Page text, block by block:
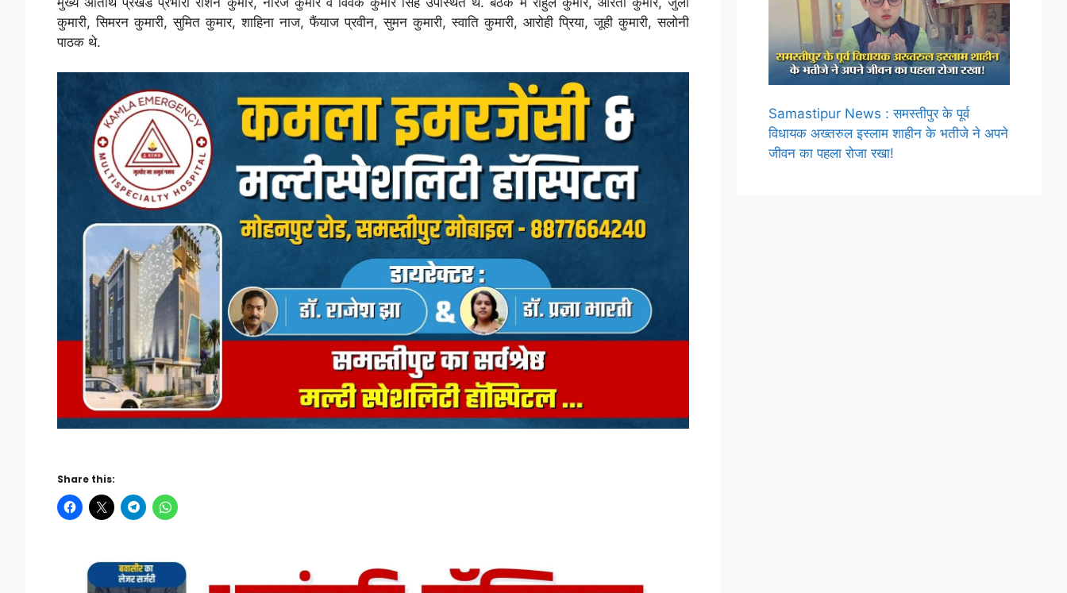
कुमारी, सिमरन कुमारी, सुमित कुमार, शाहिना नाज, फैंयाज प्रवीन, सुमन कुमारी, स्वाति कुमारी, आरोही प्रिया, जूही कुमारी, सलोनी
पाठक थे.
Share this:
Samastipur News : समस्तीपुर के पूर्व
विधायक अख्तरुल इस्लाम शाहीन के भतीजे ने अपने
जीवन का पहला रोजा रखा!